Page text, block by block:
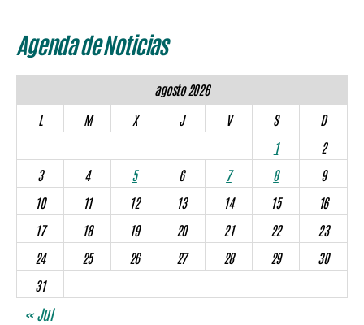
Agenda de Noticias
agosto 2026
L
M X J V S
D
1
2
3
4 5 6 7 8
9
10
11 12 13 14 15
16
17
18 19 20 21 22
23
24
25 26 27 28 29
30
31
« Jul